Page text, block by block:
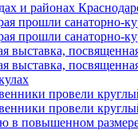
и районах
прошли санаторно-
прошли санаторно-
выставка,
выставка,
провели
провели
повышенном размере